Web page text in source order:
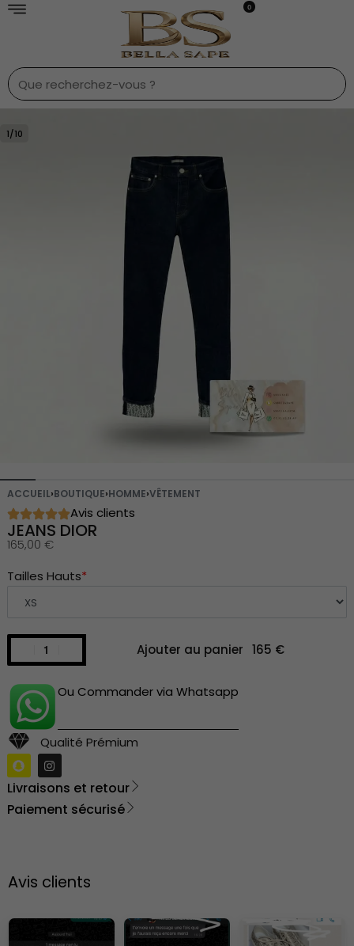
0
1/10
ACCUEIL›BOUTIQUE›HOMME›VÊTEMENT
Avis clients
JEANS DIOR
165,00 €
*
Tailles Hauts
Ajouter au panier
Ou Commander via Whatsapp
Qualité Prémium
Livraisons et retour
Paiement sécurisé
Avis clients